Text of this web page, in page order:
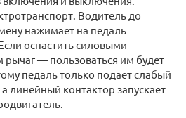
Водитель до
нажимает на педаль
оснастить силовыми
рычаг — пользоваться им будет
педаль только подает слабый
линейный контактор запускает